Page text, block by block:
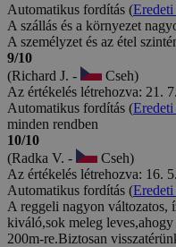
Automatikus fordítás (Eredeti
A szállás és a környezet
A személyzet és az étel
9/10
(Richard J. -
Cseh)
Az értékelés létrehozva: 21.
Automatikus fordítás (Eredeti
minden rendben
10/10
(Radka V. -
Cseh)
Az értékelés létrehozva: 16.
Automatikus fordítás (Eredeti
A reggeli nagyon változatos,
kiváló,sok meleg
200m-re.Biztosan